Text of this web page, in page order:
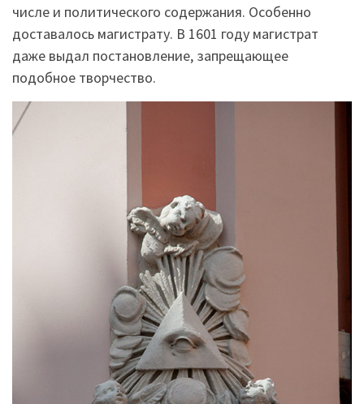
числе и политического содержания. Особенно
доставалось магистрату. В 1601 году магистрат
даже выдал постановление, запрещающее
подобное творчество.